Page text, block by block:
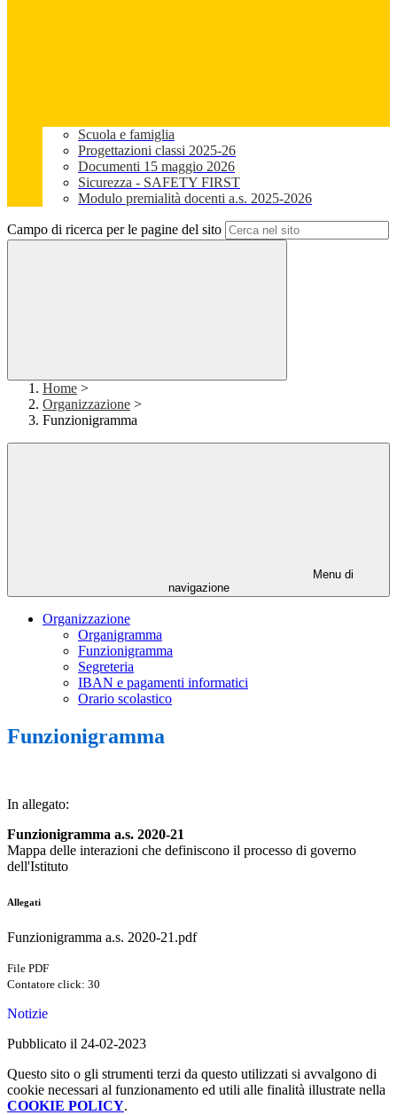
Scuola e famiglia
Progettazioni classi 2025-26
Documenti 15 maggio 2026
Sicurezza - SAFETY FIRST
Modulo premialità docenti a.s. 2025-2026
Campo di ricerca per le pagine del sito
Home >
Organizzazione >
Funzionigramma
Menu di
navigazione
Organizzazione
Organigramma
Funzionigramma
Segreteria
IBAN e pagamenti informatici
Orario scolastico
Funzionigramma
In allegato:
Funzionigramma a.s. 2020-21
Mappa delle interazioni che definiscono il processo di governo
dell'Istituto
Allegati
Funzionigramma a.s. 2020-21.pdf
File PDF
Contatore click: 30
Notizie
Pubblicato il 24-02-2023
Questo sito o gli strumenti terzi da questo utilizzati si avvalgono di
cookie necessari al funzionamento ed utili alle finalità illustrate nella
COOKIE POLICY.